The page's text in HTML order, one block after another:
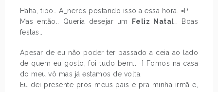
Haha, tipo.. A_nerds postando isso a essa hora. =P
Mas então.. Queria desejar um
Feliz Natal … Boas
festas..
Apesar de eu não poder ter passado a ceia ao lado
de quem eu gosto, foi tudo bem.. =] Fomos na casa
do meu vô mas já estamos de volta.
Eu dei presente pros meus pais e pra minha irmã e,
POST ANTERIOR
BIJOUS *___* GAAAAHHH!
PRENDAM-ME
PRÓXIMO POST
BLABLABLA ADIVINHA